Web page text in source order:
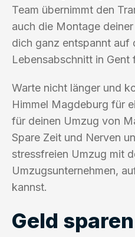
Team übernimmt den
auch die Montage deiner
dich ganz entspannt auf
Lebensabschnitt in Gent
Warte nicht länger und
Himmel Magdeburg für
für deinen Umzug von
Spare Zeit und Nerven
stressfreien Umzug mit
Umzugsunternehmen,
kannst.
Geld